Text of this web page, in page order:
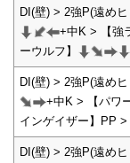
DI(壁) > 2強P(遠め
+中K > 【強
ーウルフ】
DI(壁) > 2強P(遠め
+中K > 【パワ
インゲイザー】PP
DI(壁) > 2強P(遠め